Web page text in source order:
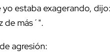
estaba exagerando,
de más´".
de agresión: